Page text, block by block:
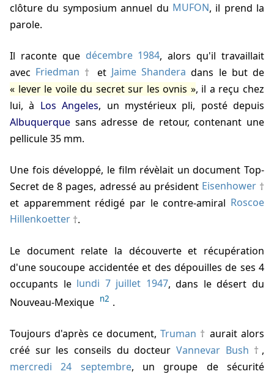
clôture du symposium annuel du MUFON, il prend la
parole.
Il raconte que décembre 1984, alors qu'il travaillait
avec Friedman et Jaime Shandera dans le but de
lever le voile du secret sur les ovnis
, il a reçu chez
lui, à Los Angeles, un mystérieux pli, posté depuis
Albuquerque sans adresse de retour, contenant une
pellicule 35 mm.
Une fois développé, le film révèlait un document Top-
Secret de 8 pages, adressé au président Eisenhower
et apparemment rédigé par le contre-amiral Roscoe
Hillenkoetter .
Le document relate la découverte et récupération
d'une soucoupe accidentée et des dépouilles de ses 4
occupants le lundi 7 juillet 1947, dans le désert du
Nouveau-Mexique n2 .
Toujours d'après ce document, Truman
aurait alors
créé sur les conseils du docteur Vannevar Bush
,
mercredi 24 septembre, un groupe de sécurité